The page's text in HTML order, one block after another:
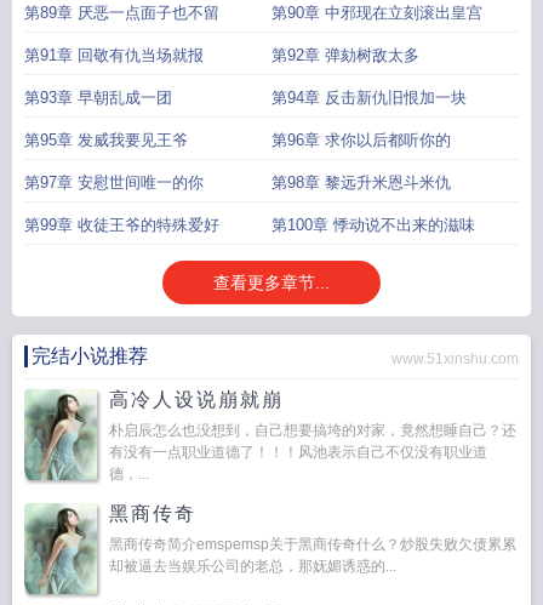
第89章 厌恶一点面子也不留 第90章 中邪现在立刻滚出皇宫
第91章 回敬有仇当场就报 第92章 弹劾树敌太多
第93章 早朝乱成一团 第94章 反击新仇旧恨加一块
第95章 发威我要见王爷 第96章 求你以后都听你的
第97章 安慰世间唯一的你 第98章 黎远升米恩斗米仇
第99章 收徒王爷的特殊爱好 第100章 悸动说不出来的滋味
查看更多章节...
完结小说推荐 www.51xinshu.com
高冷人设说崩就崩
朴启辰怎么也没想到，自己想要搞垮的对家，竟然想睡自己？还
有没有一点职业道德了！！！风池表示自己不仅没有职业道
德，...
黑商传奇
黑商传奇简介emspemsp关于黑商传奇什么？炒股失败欠债累累
却被逼去当娱乐公司的老总，那妩媚诱惑的...